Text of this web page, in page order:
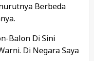
Berbeda
Balon Di Sini
Di Negara Saya